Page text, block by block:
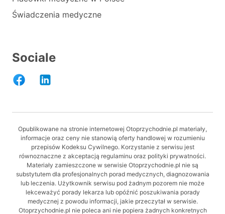
Świadczenia medyczne
Sociale
Opublikowane na stronie internetowej Otoprzychodnie.pl materiały,
informacje oraz ceny nie stanowią oferty handlowej w rozumieniu
przepisów Kodeksu Cywilnego. Korzystanie z serwisu jest
równoznaczne z akceptacją regulaminu oraz polityki prywatności.
Materiały zamieszczone w serwisie Otoprzychodnie.pl nie są
substytutem dla profesjonalnych porad medycznych, diagnozowania
lub leczenia. Użytkownik serwisu pod żadnym pozorem nie może
lekceważyć porady lekarza lub opóźnić poszukiwania porady
medycznej z powodu informacji, jakie przeczytał w serwisie.
Otoprzychodnie.pl nie poleca ani nie popiera żadnych konkretnych